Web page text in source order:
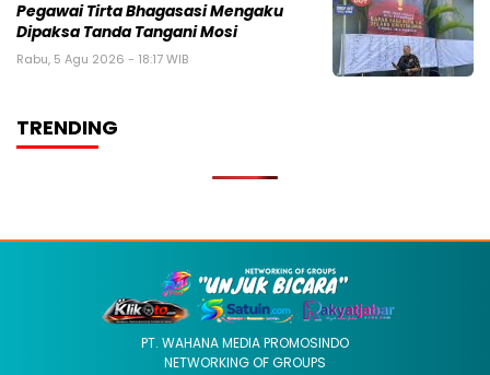
Pegawai Tirta Bhagasasi Mengaku
Dipaksa Tanda Tangani Mosi
Rabu, 5 Agu 2026 - 18:17 WIB
TRENDING
PT. WAHANA MEDIA PROMOSINDO
NETWORKING OF GROUPS